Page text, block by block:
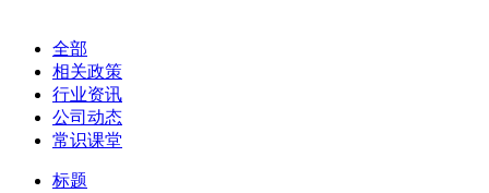
全部
相关政策
行业资讯
公司动态
常识课堂
标题